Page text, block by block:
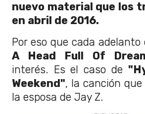
nuevo material que los
en abril de 2016.
Por eso que cada
A Head Full Of
interés. Es el caso de
Weekend", la canción
la esposa de Jay Z.